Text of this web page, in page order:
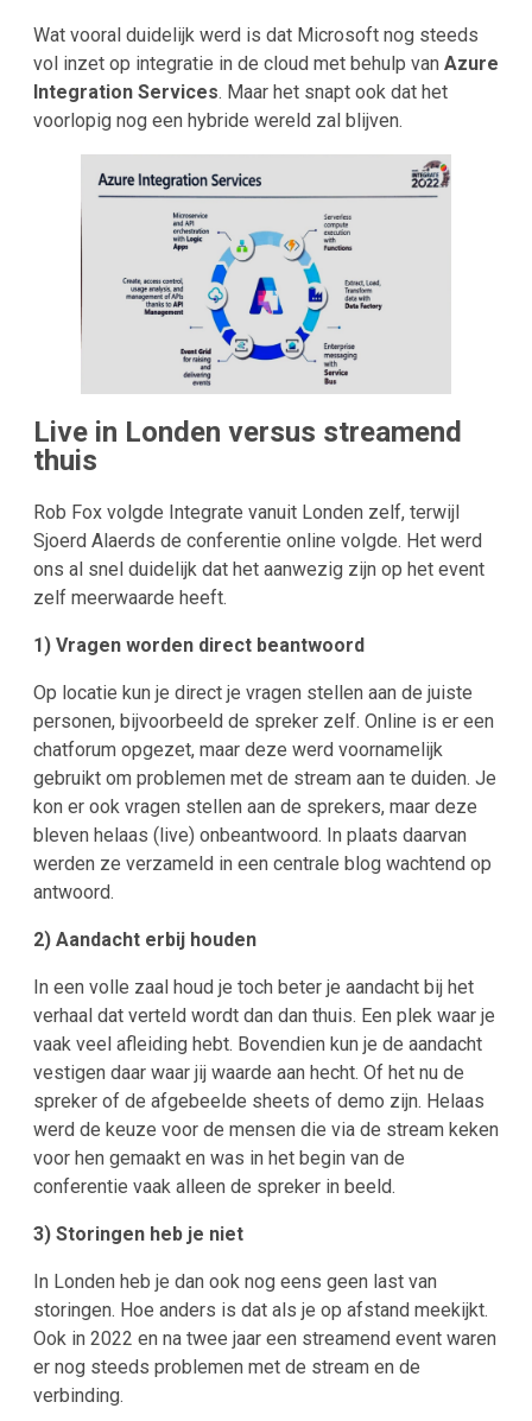
Wat vooral duidelijk werd is dat Microsoft nog steeds
vol inzet op integratie in de cloud met behulp van Azure
Integration Services. Maar het snapt ook dat het
voorlopig nog een hybride wereld zal blijven.
Live in Londen versus streamend
thuis
Rob Fox volgde Integrate vanuit Londen zelf, terwijl
Sjoerd Alaerds de conferentie online volgde. Het werd
ons al snel duidelijk dat het aanwezig zijn op het event
zelf meerwaarde heeft.
1) Vragen worden direct beantwoord
Op locatie kun je direct je vragen stellen aan de juiste
personen, bijvoorbeeld de spreker zelf. Online is er een
chatforum opgezet, maar deze werd voornamelijk
gebruikt om problemen met de stream aan te duiden. Je
kon er ook vragen stellen aan de sprekers, maar deze
bleven helaas (live) onbeantwoord. In plaats daarvan
werden ze verzameld in een centrale blog wachtend op
antwoord.
2) Aandacht erbij houden
In een volle zaal houd je toch beter je aandacht bij het
verhaal dat verteld wordt dan dan thuis. Een plek waar je
vaak veel afleiding hebt. Bovendien kun je de aandacht
vestigen daar waar jij waarde aan hecht. Of het nu de
spreker of de afgebeelde sheets of demo zijn. Helaas
werd de keuze voor de mensen die via de stream keken
voor hen gemaakt en was in het begin van de
conferentie vaak alleen de spreker in beeld.
3) Storingen heb je niet
In Londen heb je dan ook nog eens geen last van
storingen. Hoe anders is dat als je op afstand meekijkt.
Ook in 2022 en na twee jaar een streamend event waren
er nog steeds problemen met de stream en de
verbinding.